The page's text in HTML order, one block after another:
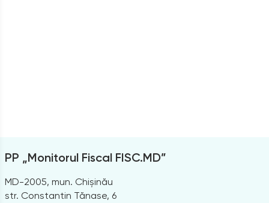
PP „Monitorul Fiscal FISC.MD”
MD-2005, mun. Chișinău
str. Constantin Tănase, 6